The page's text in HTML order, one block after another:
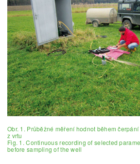
Obr. 1. Průběžné měření hodnot během
z vrtu
Fig. 1. Continuous recording of selected
before sampling of the well